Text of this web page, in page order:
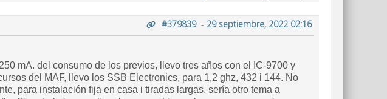
#379839- 29 septiembre, 2022 02:16
mA. del consumo de los previos, llevo tres años con el IC-9700 y
del MAF, llevo los SSB Electronics, para 1,2 ghz, 432 i 144. No
para instalación fija en casa i tiradas largas, sería otro tema a